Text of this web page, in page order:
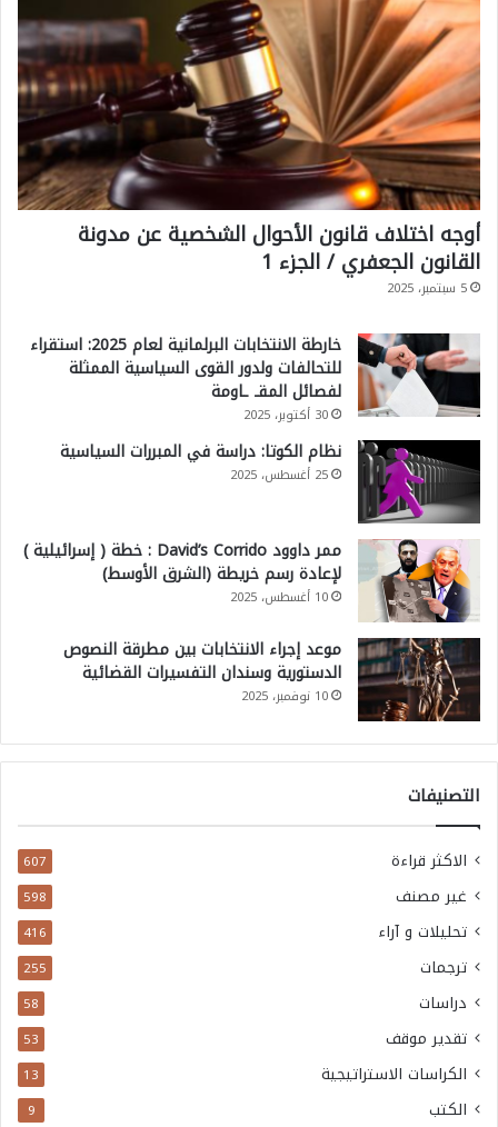
أوجه اختلاف قانون الأحوال الشخصية عن مدونة
القانون الجعفري / الجزء 1
5 سبتمبر، 2025
خارطة الانتخابات البرلمانية لعام 2025: استقراء
للتحالفات ولدور القوى السياسية الممثلة
لفصائل المقـ ـاومة
30 أكتوبر، 2025
نظام الكوتا: دراسة في المبررات السياسية
25 أغسطس، 2025
ممر داوود David’s Corrido : خطة ( إسرائيلية )
لإعادة رسم خريطة (الشرق الأوسط)
10 أغسطس، 2025
موعد إجراء الانتخابات بين مطرقة النصوص
الدستورية وسندان التفسيرات القضائية
10 نوفمبر، 2025
التصنيفات
الاكثر قراءة 607
غير مصنف 598
تحليلات و آراء 416
ترجمات 255
دراسات 58
تقدير موقف 53
الكراسات الاستراتيجية 13
الكتب 9